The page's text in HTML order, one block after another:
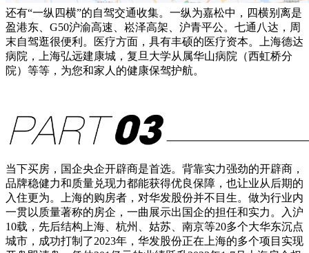
还有“一纵四横”的自驾交通收集。一纵为嘉松中，四横别离是
盈港东、G50沪渝高速、崧泽高架、沪青平公。七通八达，周
末自驾逛很便利。医疗方面，具有丰硕的医疗资本。上海德达
病院，上海弘远建康城，复旦大学从属华山病院（西虹桥分
院）等等，为您和家人的健康保驾护航。
当下买房，国企央企开辟商是首选。背靠实力强劲的开辟商，
品牌稳健力和质量兑现力都能获得优良保障，也让业从后期的
入住更为。上海的购房者，对华发股份并不目生。做为行业内
一贯以质量著称的房企，一曲展示出国企的担任和实力。入沪
10载，先后结构上海、杭州、姑苏、南京等20多个大华东沉点
城市，成功打制了2023年，华发股份正在上海的多个项目实现